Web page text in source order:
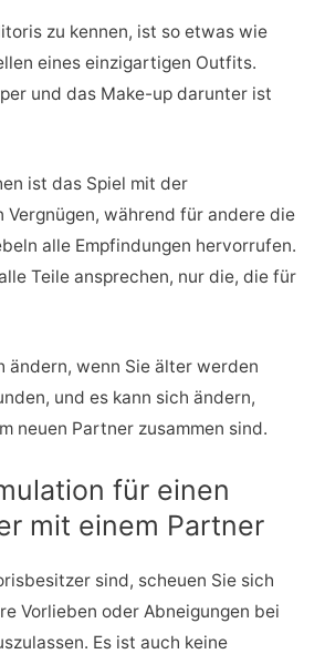
zu kennen, ist so etwas wie
eines einzigartigen Outfits.
und das Make-up darunter ist
ist das Spiel mit der
Vergnügen, während für andere die
alle Empfindungen hervorrufen.
Teile ansprechen, nur die, die für
ändern, wenn Sie älter werden
und es kann sich ändern,
neuen Partner zusammen sind.
für einen
mit einem Partner
sind, scheuen Sie sich
Vorlieben oder Abneigungen bei
Es ist auch keine